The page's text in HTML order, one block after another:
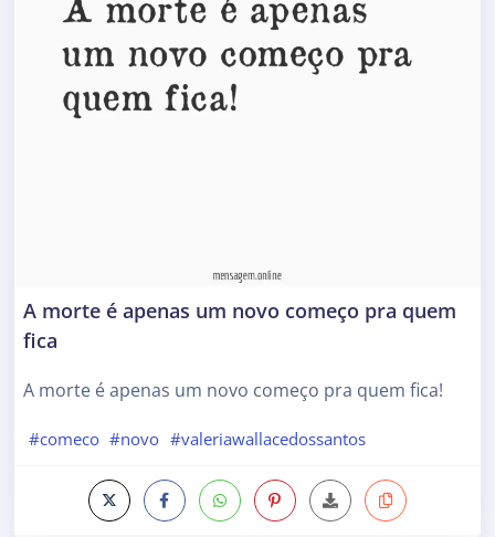
A morte é apenas um novo começo pra quem
fica
A morte é apenas um novo começo pra quem fica!
#comeco #novo #valeriawallacedossantos